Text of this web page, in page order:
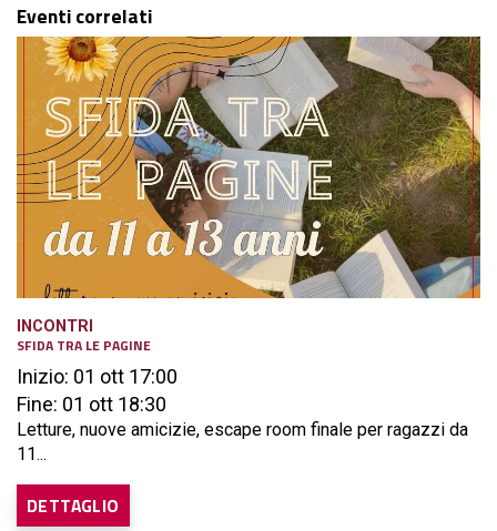
Eventi correlati
INCONTRI
SFIDA TRA LE PAGINE
Inizio: 01 ott 17:00
Fine: 01 ott 18:30
Letture, nuove amicizie, escape room finale per ragazzi da
11...
DETTAGLIO